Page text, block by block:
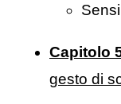
Capitolo
gesto di